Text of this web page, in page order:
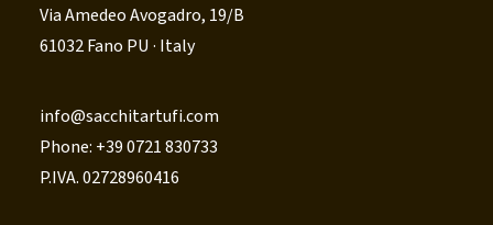
Via Amedeo Avogadro, 19/B
61032 Fano PU · Italy
info@sacchitartufi.com
Phone: +39 0721 830733
P.IVA. 02728960416